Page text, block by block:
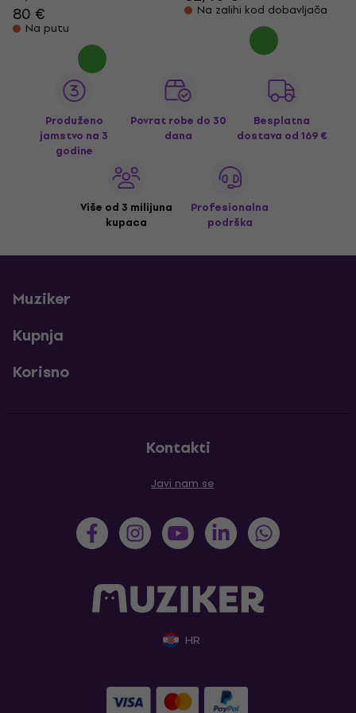
80 €
Na putu
Na zalihi kod dobavljača
Produženo
jamstvo na 3
godine
Povrat robe do 30
dana
Besplatna
dostava od 169 €
Više od 3 milijuna
kupaca
Profesionalna
podrška
Muziker
Kupnja
Korisno
Kontakti
Javi nam se
HR